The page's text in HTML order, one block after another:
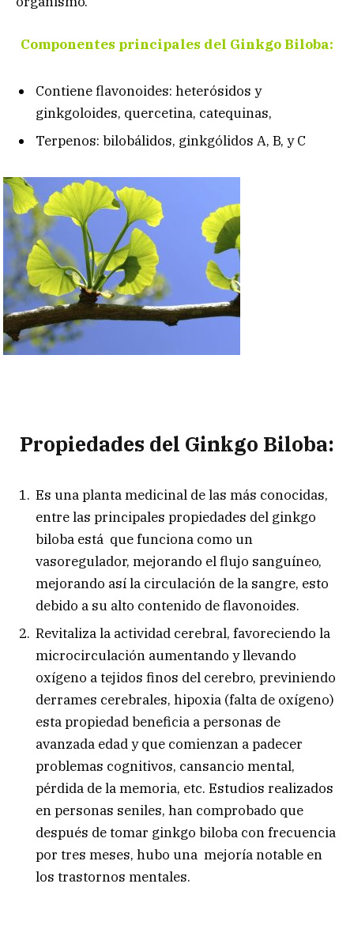
Componentes principales del Ginkgo Biloba:
Contiene flavonoides: heterósidos y
ginkgoloides, quercetina, catequinas,
Terpenos: bilobálidos, ginkgólidos A, B, y C
Propiedades del Ginkgo Biloba:
Es una planta medicinal de las más conocidas,
entre las principales propiedades del ginkgo
biloba está que funciona como un
vasoregulador, mejorando el flujo sanguíneo,
mejorando así la circulación de la sangre, esto
debido a su alto contenido de flavonoides.
Revitaliza la actividad cerebral, favoreciendo la
microcirculación aumentando y llevando
oxígeno a tejidos finos del cerebro, previniendo
derrames cerebrales, hipoxia (falta de oxígeno)
esta propiedad beneficia a personas de
avanzada edad y que comienzan a padecer
problemas cognitivos, cansancio mental,
pérdida de la memoria, etc. Estudios realizados
en personas seniles, han comprobado que
después de tomar ginkgo biloba con frecuencia
por tres meses, hubo una mejoría notable en
los trastornos mentales.